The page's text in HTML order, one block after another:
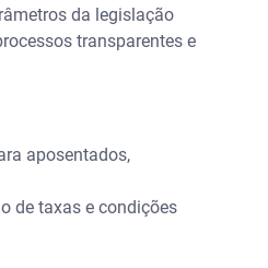
da legislação
transparentes e
aposentados,
de taxas e condições